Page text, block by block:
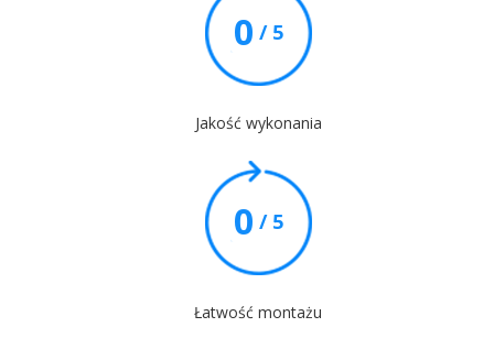
0 / 5
Jakość wykonania
0 / 5
Łatwość montażu